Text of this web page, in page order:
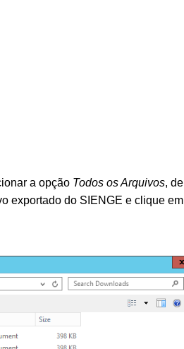
a opção Todos os Arquivos, de
exportado do SIENGE e clique em